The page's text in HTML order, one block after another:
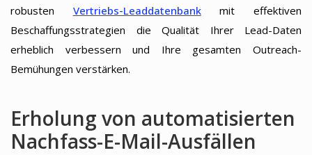
robusten Vertriebs-Leaddatenbankmit effektiven
Beschaffungsstrategien die Qualität Ihrer Lead-Daten
erheblich verbessern und Ihre gesamten Outreach-
Bemühungen verstärken.
Erholung von automatisierten
Nachfass-E-Mail-Ausfällen